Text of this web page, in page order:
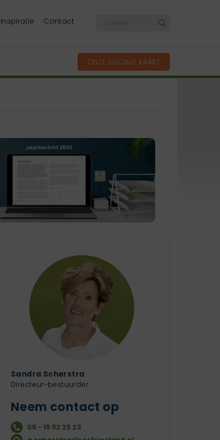
Inspiratie Contact
ONZE SOCIALE KAART
Sandra Scherstra
Directeur-bestuurder
Neem contact op
06 - 19 92 25 23